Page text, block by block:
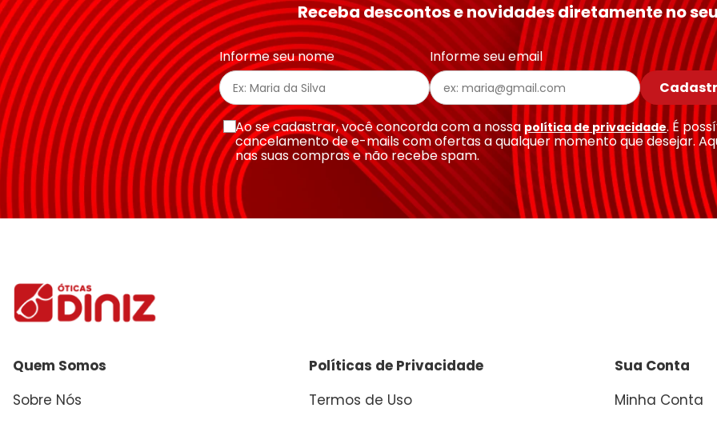
Endereço de email
Escreva uma avaliação
Receba descontos e novidades diretamente no
Informe seu nome
Informe seu email
Ao se cadastrar, você concorda com a nossa política de privacidade. É
cancelamento de e-mails com ofertas a qualquer momento que desejar.
nas suas compras e não recebe spam.
Quem Somos
Sobre Nós
Políticas de Privacidade
Termos de Uso
Sua Conta
Minha Conta